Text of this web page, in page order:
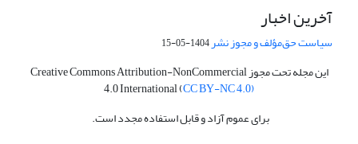
آخرین اخبار
سیاست حق‌مؤلف و مجوز نشر1404-05-15
این مجله تحت مجوز Creative Commons Attribution-NonCommercial
4.0 International (CC BY-NC 4.0)
برای عموم آزاد و قابل استفاده مجدد است.